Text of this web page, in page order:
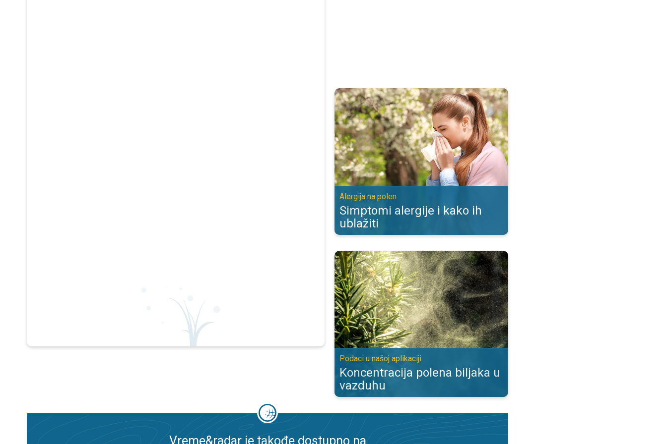
Simptomi alergije i kako ih ublažiti. Alergija na polen. . .
Alergija na polen
Simptomi alergije i kako ih
ublažiti
Koncentracija polena biljaka u vazduhu. Podaci u našoj aplikaciji. . .
Podaci u našoj aplikaciji
Koncentracija polena biljaka u
vazduhu
Vreme&radar je takođe dostupno na